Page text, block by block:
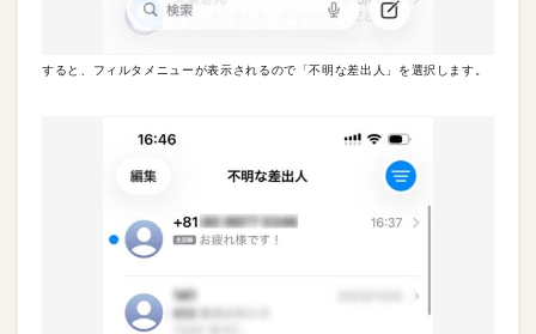
すると、フィルタメニューが表示されるので「不明な差出人」を選択します。